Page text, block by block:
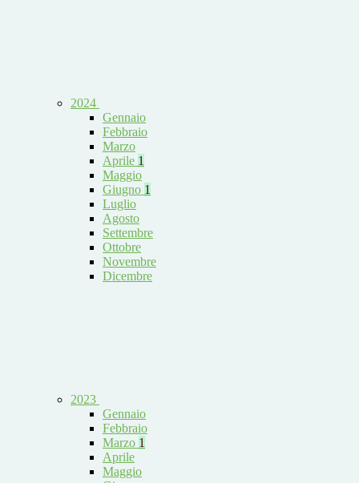
2024
Gennaio
Febbraio
Marzo
Aprile 1
Maggio
Giugno 1
Luglio
Agosto
Settembre
Ottobre
Novembre
Dicembre
2023
Gennaio
Febbraio
Marzo 1
Aprile
Maggio